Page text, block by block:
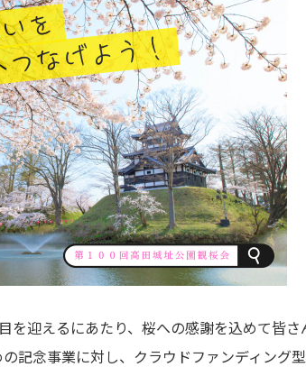
を迎えるにあたり、桜への感謝を込めて皆さ
記念事業に対し、クラウドファンディング